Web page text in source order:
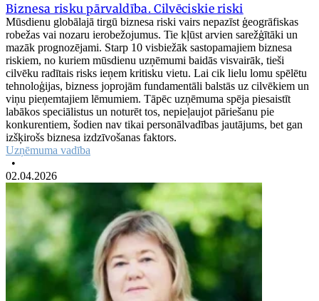
Biznesa risku pārvaldība. Cilvēciskie riski
Mūsdienu globālajā tirgū biznesa riski vairs nepazīst ģeogrāfiskas
robežas vai nozaru ierobežojumus. Tie kļūst arvien sarežģītāki un
mazāk prognozējami. Starp 10 visbiežāk sastopamajiem biznesa
riskiem, no kuriem mūsdienu uzņēmumi baidās visvairāk, tieši
cilvēku radītais risks ieņem kritisku vietu. Lai cik lielu lomu spēlētu
tehnoloģijas, bizness joprojām fundamentāli balstās uz cilvēkiem un
viņu pieņemtajiem lēmumiem. Tāpēc uzņēmuma spēja piesaistīt
labākos speciālistus un noturēt tos, nepieļaujot pāriešanu pie
konkurentiem, šodien nav tikai personālvadības jautājums, bet gan
izšķirošs biznesa izdzīvošanas faktors.
Uzņēmuma vadība
•
02.04.2026